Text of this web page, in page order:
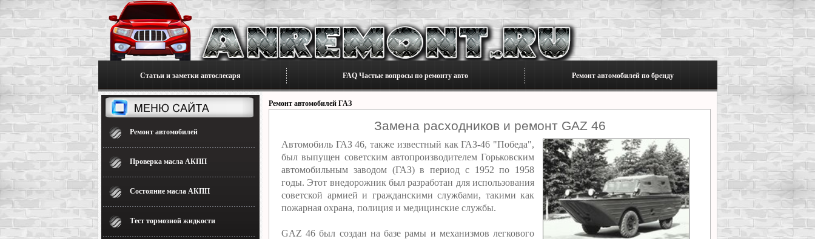
Статьи и заметки автослесаря FAQ Частые вопросы по ремонту авто Ремонт автомобилей по бренду
Ремонт автомобилей
Проверка масла АКПП
Состояние масла АКПП
Тест тормозной жидкости
Ремонт автомобилей ГАЗ
Замена расходников и ремонт GAZ 46
Автомобиль ГАЗ 46, также известный как ГАЗ-46 "Победа",
был выпущен советским автопроизводителем Горьковским
автомобильным заводом (ГАЗ) в период с 1952 по 1958
годы. Этот внедорожник был разработан для использования
советской армией и гражданскими службами, такими как
пожарная охрана, полиция и медицинские службы.
GAZ 46 был создан на базе рамы и механизмов легкового